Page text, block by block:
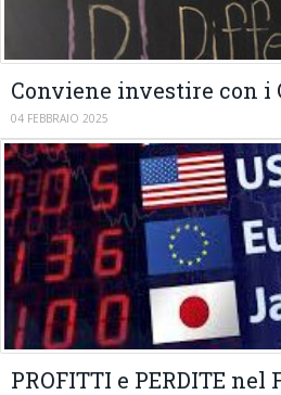
Conviene investire con i
04 FEBBRAIO 2025
PROFITTI e PERDITE nel